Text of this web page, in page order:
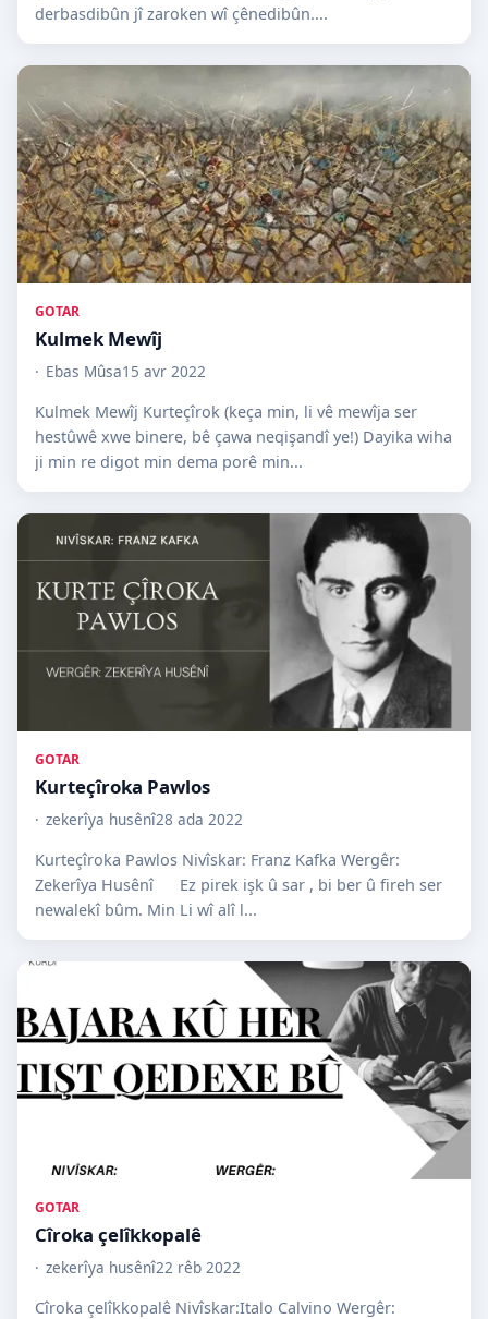
derbasdibûn jî zaroken wî çênedibûn....
GOTAR
Kulmek Mewîj
Ebas Mûsa15 avr 2022
Kulmek Mewîj Kurteçîrok (keça min, li vê mewîja ser
hestûwê xwe binere, bê çawa neqişandî ye!) Dayika wiha
ji min re digot min dema porê min...
GOTAR
Kurteçîroka Pawlos
zekerîya husênî28 ada 2022
Kurteçîroka Pawlos Nivîskar: Franz Kafka Wergêr:
Zekerîya Husênî Ez pirek işk û sar , bi ber û fireh ser
newalekî bûm. Min Li wî alî l...
GOTAR
Cîroka çelîkkopalê
zekerîya husênî22 rêb 2022
Cîroka çelîkkopalê Nivîskar:Italo Calvino Wergêr: